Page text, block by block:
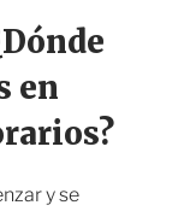
s
i
r en
y se